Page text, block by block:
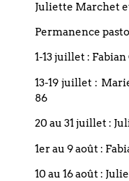
T. +33 (0)3 88 75 77
Email :
Restez
Juliette Marchet
Permanence
1-13 juillet :
13-19 juillet :
86
20 au 31 juillet :
1er au 9 août :
10 au 16 août :